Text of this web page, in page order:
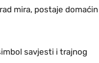
mira, postaje domaćin
savjesti i trajnog